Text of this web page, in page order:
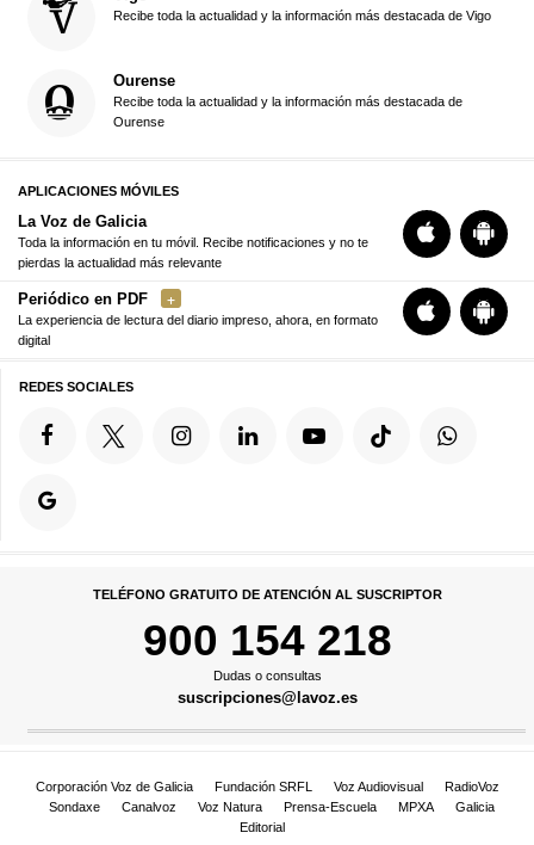
Recibe toda la actualidad y la información más destacada de Vigo
Ourense
Recibe toda la actualidad y la información más destacada de
Ourense
APLICACIONES MÓVILES
La Voz de Galicia
Toda la información en tu móvil. Recibe notificaciones y no te
pierdas la actualidad más relevante
Periódico en PDF
La experiencia de lectura del diario impreso, ahora, en formato
digital
REDES SOCIALES
TELÉFONO GRATUITO DE ATENCIÓN AL SUSCRIPTOR
900 154 218
Dudas o consultas
suscripciones@lavoz.es
Corporación Voz de Galicia Fundación SRFL Voz Audiovisual
RadioVoz
Sondaxe
Canalvoz Voz Natura Prensa-Escuela MPXA
Galicia
Editorial